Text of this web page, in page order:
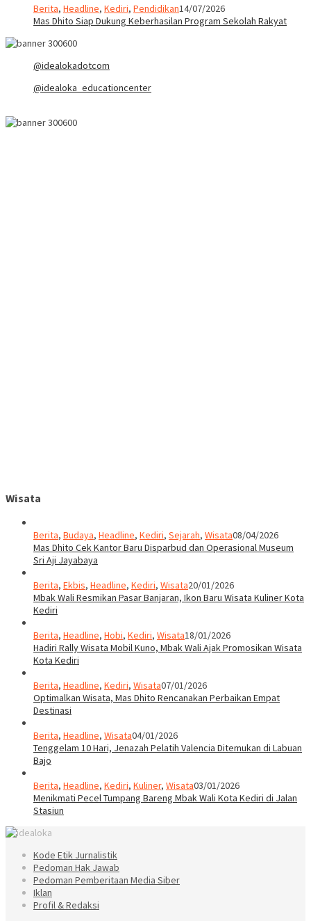
Berita, Headline, Kediri, Pendidikan14/07/2026
Mas Dhito Siap Dukung Keberhasilan Program Sekolah Rakyat
@idealokadotcom
@idealoka_educationcenter
Wisata
Berita, Budaya, Headline, Kediri, Sejarah, Wisata08/04/2026
Mas Dhito Cek Kantor Baru Disparbud dan Operasional Museum
Sri Aji Jayabaya
Berita, Ekbis, Headline, Kediri, Wisata20/01/2026
Mbak Wali Resmikan Pasar Banjaran, Ikon Baru Wisata Kuliner Kota
Kediri
Berita, Headline, Hobi, Kediri, Wisata18/01/2026
Hadiri Rally Wisata Mobil Kuno, Mbak Wali Ajak Promosikan Wisata
Kota Kediri
Berita, Headline, Kediri, Wisata07/01/2026
Optimalkan Wisata, Mas Dhito Rencanakan Perbaikan Empat
Destinasi
Berita, Headline, Wisata04/01/2026
Tenggelam 10 Hari, Jenazah Pelatih Valencia Ditemukan di Labuan
Bajo
Berita, Headline, Kediri, Kuliner, Wisata03/01/2026
Menikmati Pecel Tumpang Bareng Mbak Wali Kota Kediri di Jalan
Stasiun
Kode Etik Jurnalistik
Pedoman Hak Jawab
Pedoman Pemberitaan Media Siber
Iklan
Profil & Redaksi